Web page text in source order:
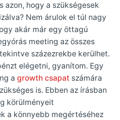
azon, hogy a szükségesek
Nem árulok el túl nagy
akár már egy öttagú
meeting az összes
százezrekbe kerülhet.
elégetni, gyanítom. Egy
a growth csapat számára
is. Ebben az írásban
körülményeit
a könnyebb megértéséhez